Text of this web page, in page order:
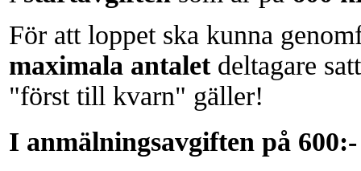
För att loppet ska kunna
maximala antaletdeltagare
"först till kvarn" gäller!
I anmälningsavgiften på